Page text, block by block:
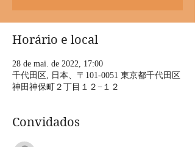
Horário e local
28 de mai. de 2022, 17:00
千代田区, 日本、〒101-0051 東京都千代田区
神田神保町２丁目１２−１２
Convidados